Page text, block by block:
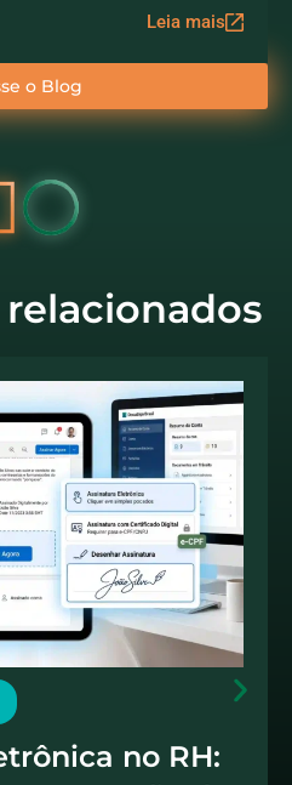
Leia mais
o Blog
no RH: